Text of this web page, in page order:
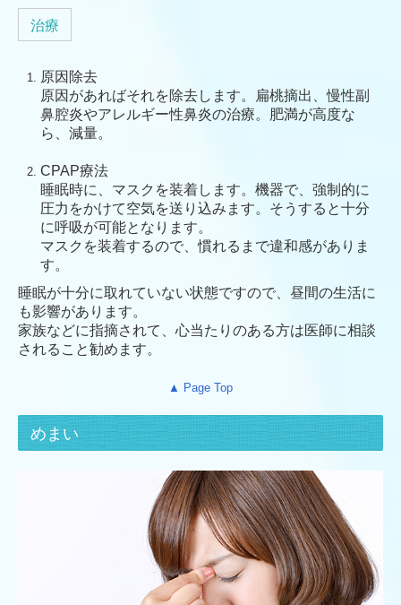
治療
原因除去
原因があればそれを除去します。扁桃摘出、慢性副
鼻腔炎やアレルギー性鼻炎の治療。肥満が高度な
ら、減量。
CPAP療法
睡眠時に、マスクを装着します。機器で、強制的に
圧力をかけて空気を送り込みます。そうすると十分
に呼吸が可能となります。
マスクを装着するので、慣れるまで違和感がありま
す。
睡眠が十分に取れていない状態ですので、昼間の生活に
も影響があります。
家族などに指摘されて、心当たりのある方は医師に相談
されること勧めます。
▲ Page Top
めまい